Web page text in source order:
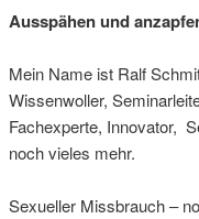
Ausspähen und
Mein Name ist Ralf
Wissenwoller,
Fachexperte, Innovator,
noch vieles mehr.
Sexueller Missbrauch –